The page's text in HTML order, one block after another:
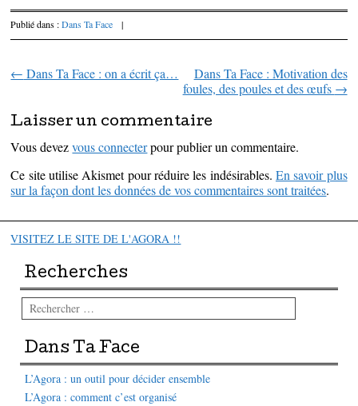
Publié dans :Dans Ta Face |
Parcourir les articles
← Dans Ta Face : on a écrit ça…
Dans Ta Face : Motivation des
foules, des poules et des œufs →
Laisser un commentaire
Vous devezvous connecterpour publier un commentaire.
Ce site utilise Akismet pour réduire les indésirables. En savoir plus
sur la façon dont les données de vos commentaires sont traitées.
VISITEZ LE SITE DE L'AGORA !!
Recherches
Rechercher
Dans Ta Face
L’Agora : un outil pour décider ensemble
L’Agora : comment c’est organisé